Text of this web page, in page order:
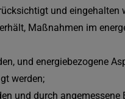
und eingehalten
Maßnahmen im
und energiebezogene
werden;
und durch angemessene